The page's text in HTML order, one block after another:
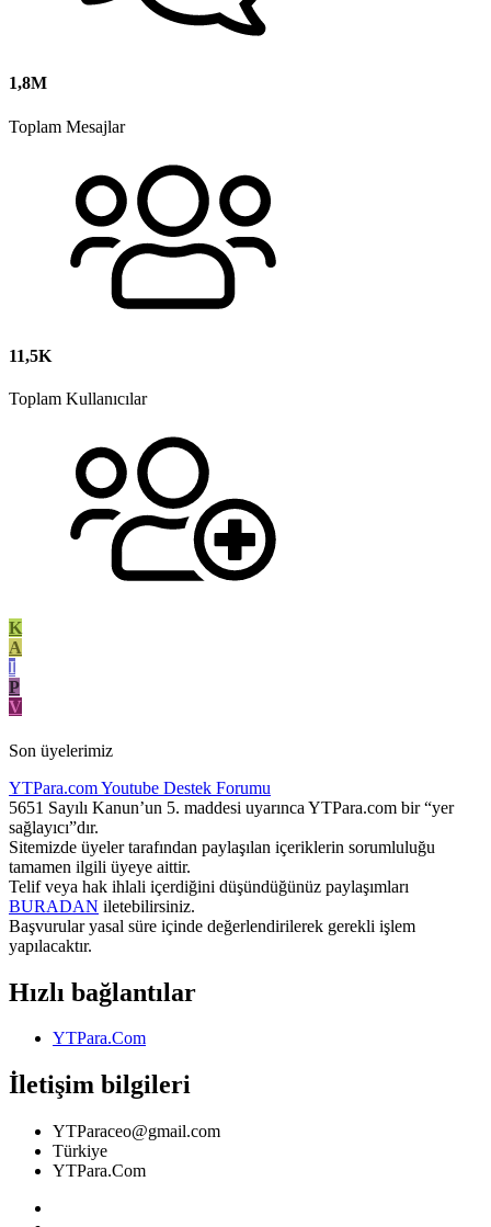
1,8M
Toplam Mesajlar
11,5K
Toplam Kullanıcılar
K
A
I
P
V
Son üyelerimiz
YTPara.comYoutube Destek Forumu
5651 Sayılı Kanun’un 5. maddesi uyarınca YTPara.com bir “yer
sağlayıcı”dır.
Sitemizde üyeler tarafından paylaşılan içeriklerin sorumluluğu
tamamen ilgili üyeye aittir.
Telif veya hak ihlali içerdiğini düşündüğünüz paylaşımları
BURADAN iletebilirsiniz.
Başvurular yasal süre içinde değerlendirilerek gerekli işlem
yapılacaktır.
Hızlı bağlantılar
YTPara.Com
İletişim bilgileri
YTParaceo@gmail.com
Türkiye
YTPara.Com